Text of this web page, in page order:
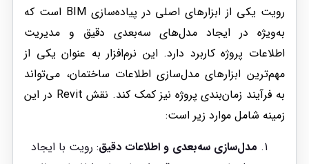
رویت یکی از ابزارهای اصلی در پیاده‌سازی BIM است که
به‌ویژه در ایجاد مدل‌های سه‌بعدی دقیق و مدیریت
اطلاعات پروژه کاربرد دارد. این نرم‌افزار به عنوان یکی از
مهم‌ترین ابزارهای مدل‌سازی اطلاعات ساختمان، می‌تواند
به فرآیند زمان‌بندی پروژه نیز کمک کند. نقش Revit در این
زمینه شامل موارد زیر است:
مدل‌سازی سه‌بعدی و اطلاعات دقیق: رویت با ایجاد